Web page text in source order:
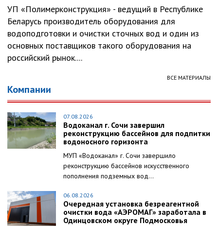
УП «Полимерконструкция» - ведущий в Республике
Беларусь производитель оборудования для
водоподготовки и очистки сточных вод и один из
основных поставщиков такого оборудования на
российский рынок....
ВСЕ МАТЕРИАЛЫ
Компании
07.08.2026
Водоканал г. Сочи завершил
реконструкцию бассейнов для подпитки
водоносного горизонта
МУП «Водоканал» г. Сочи завершило
реконструкцию бассейнов искусственного
пополнения подземных вод...
06.08.2026
Очередная установка безреагентной
очистки вода «АЭРОМАГ» заработала в
Одинцовском округе Подмосковья